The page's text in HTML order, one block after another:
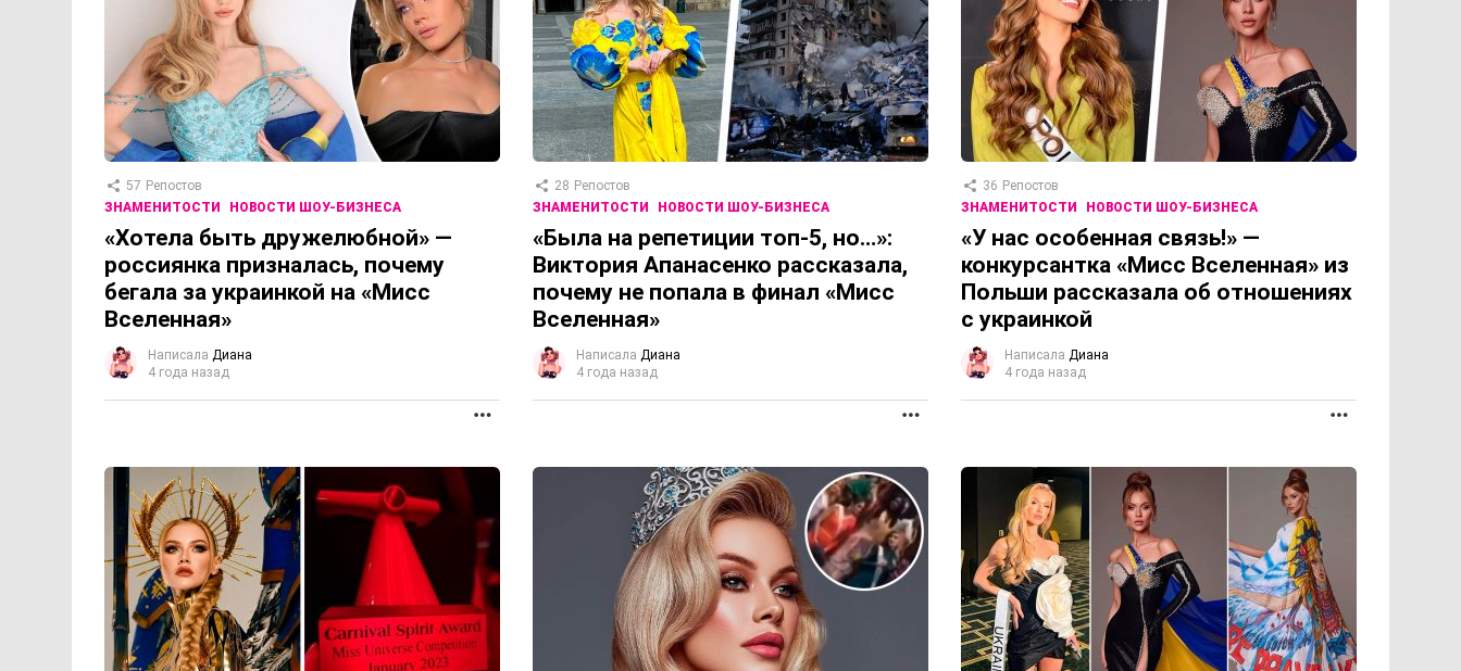
57 Репостов
ЗНАМЕНИТОСТИ
НОВОСТИ ШОУ-БИЗНЕСА
«Хотела быть дружелюбной» —
россиянка призналась, почему
бегала за украинкой на «Мисс
Вселенная»
Написала Диана
4 года назад
28 Репостов
ЗНАМЕНИТОСТИ
НОВОСТИ ШОУ-БИЗНЕСА
«Была на репетиции топ-5, но…»:
Виктория Апанасенко рассказала,
почему не попала в финал «Мисс
Вселенная»
Написала Диана
4 года назад
36 Репостов
ЗНАМЕНИТОСТИ
НОВОСТИ ШОУ-БИЗНЕСА
«У нас особенная связь!» —
конкурсантка «Мисс Вселенная» из
Польши рассказала об отношениях
с украинкой
Написала Диана
4 года назад